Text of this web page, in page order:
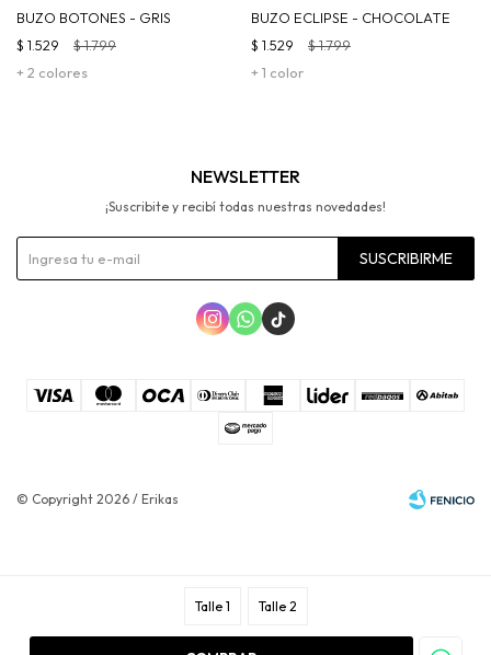
Talle 1 Talle 2
BUZO BOTONES - GRIS
+ 2 colores
$ 1.529 $1.799
BUZO ECLIPSE - CHOCOLATE
+ 1 color
$ 1.529 $1.799
NEWSLETTER
¡Suscribite y recibí todas nuestras novedades!
SUSCRIBIRME
  
© Copyright 2026 / Erikas
Fenicio